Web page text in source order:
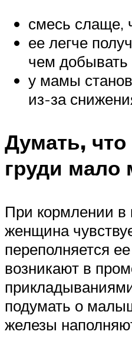
смесь слаще,
ее легче
чем добывать
у мамы
из-за
Думать,
груди мало
При кормлении в
женщина
переполняется
возникают в
подумать о
железы